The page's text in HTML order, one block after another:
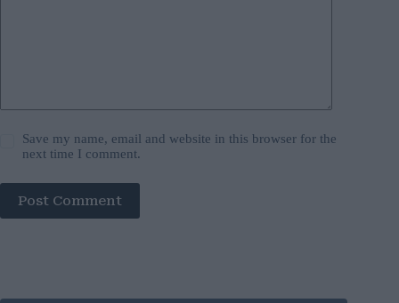
Save my name, email and website in this browser for the
next time I comment.
Post Comment